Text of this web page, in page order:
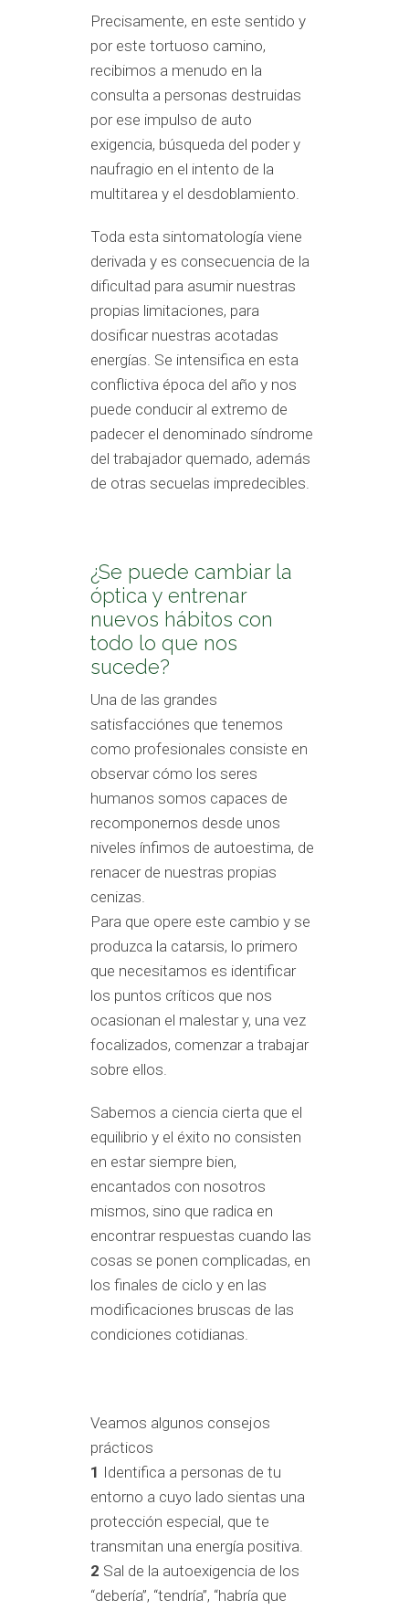
Precisamente, en este sentido y
por este tortuoso camino,
recibimos a menudo en la
consulta a personas destruidas
por ese impulso de auto
exigencia, búsqueda del poder y
naufragio en el intento de la
multitarea y el desdoblamiento.
Toda esta sintomatología viene
derivada y es consecuencia de la
dificultad para asumir nuestras
propias limitaciones, para
dosificar nuestras acotadas
energías. Se intensifica en esta
conflictiva época del año y nos
puede conducir al extremo de
padecer el denominado síndrome
del trabajador quemado, además
de otras secuelas impredecibles.
¿Se puede cambiar la
óptica y entrenar
nuevos hábitos con
todo lo que nos
sucede?
Una de las grandes
satisfacciónes que tenemos
como profesionales consiste en
observar cómo los seres
humanos somos capaces de
recomponernos desde unos
niveles ínfimos de autoestima, de
renacer de nuestras propias
cenizas.
Para que opere este cambio y se
produzca la catarsis, lo primero
que necesitamos es identificar
los puntos críticos que nos
ocasionan el malestar y, una vez
focalizados, comenzar a trabajar
sobre ellos.
Sabemos a ciencia cierta que el
equilibrio y el éxito no consisten
en estar siempre bien,
encantados con nosotros
mismos, sino que radica en
encontrar respuestas cuando las
cosas se ponen complicadas, en
los finales de ciclo y en las
modificaciones bruscas de las
condiciones cotidianas.
Veamos algunos consejos
prácticos
1 Identifica a personas de tu
entorno a cuyo lado sientas una
protección especial, que te
transmitan una energía positiva.
2 Sal de la autoexigencia de los
“debería”, “tendría”, “habría que